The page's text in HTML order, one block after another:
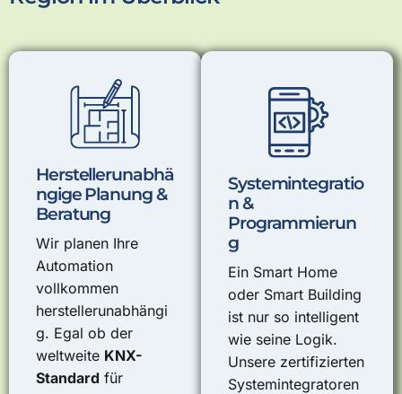
Herstellerunabhä
ngige Planung &
Beratung
Wir planen Ihre
Automation
vollkommen
herstellerunabhängi
g. Egal ob der
weltweite KNX-
Standard für
Systemintegratio
n &
Programmierun
g
Ein Smart Home
oder Smart Building
ist nur so intelligent
wie seine Logik.
Unsere zertifizierten
Systemintegratoren